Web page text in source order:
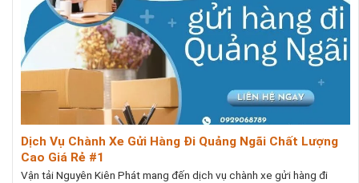
Dịch Vụ Chành Xe Gửi Hàng Đi Quảng Ngãi Chất Lượng
Cao Giá Rẻ #1
Vận tải Nguyên Kiên Phát mang đến dịch vụ chành xe gửi hàng đi